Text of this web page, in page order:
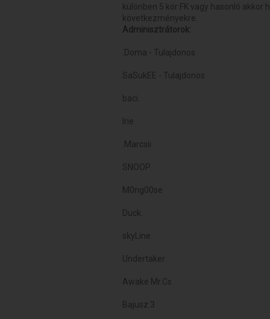
különben 5 kör FK vagy hasonló akkor
következményekre.
Adminisztrátorok:
.Doma - Tulajdonos
SaSukEE - Tulajdonos
baci.
Irie
.Marcsii
SNOOP
M0ng00se
Duck.
skyLine
Undertaker
Awake Mr.Cs
Bajusz:3